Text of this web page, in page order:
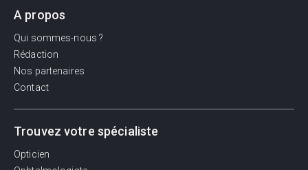
A propos
Qui sommes-nous ?
Rédaction
Nos partenaires
Contact
Trouvez votre spécialiste
Opticien